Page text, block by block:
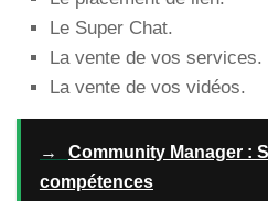
Le Super Chat.
La vente de vos services.
La vente de vos vidéos.
→
Community Manager :
compétences